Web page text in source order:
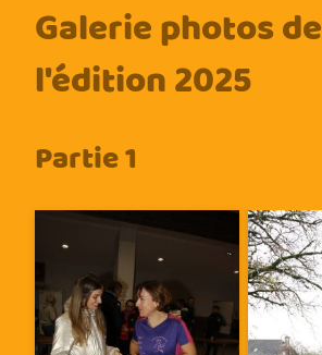
Galerie photos de
l'édition 2025
Partie 1